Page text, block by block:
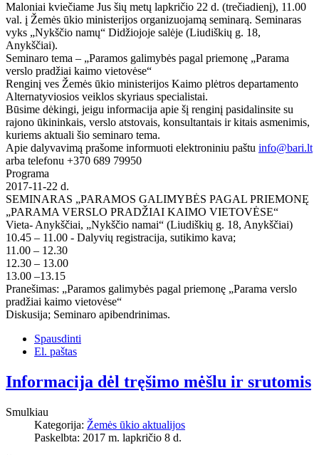
Maloniai kviečiame Jus šių metų lapkričio 22 d. (trečiadienį), 11.00
val. į Žemės ūkio ministerijos organizuojamą seminarą. Seminaras
vyks „Nykščio namų“ Didžiojoje salėje (Liudiškių g. 18,
Anykščiai).
Seminaro tema – „Paramos galimybės pagal priemonę „Parama
verslo pradžiai kaimo vietovėse“
Renginį ves Žemės ūkio ministerijos Kaimo plėtros departamento
Alternatyviosios veiklos skyriaus specialistai.
Būsime dėkingi, jeigu informacija apie šį renginį pasidalinsite su
rajono ūkininkais, verslo atstovais, konsultantais ir kitais asmenimis,
kuriems aktuali šio seminaro tema.
Apie dalyvavimą prašome informuoti elektroniniu paštu info@bari.lt
arba telefonu +370 689 79950
Programa
2017-11-22 d.
SEMINARAS „PARAMOS GALIMYBĖS PAGAL PRIEMONĘ
„PARAMA VERSLO PRADŽIAI KAIMO VIETOVĖSE“
Vieta- Anykščiai, „Nykščio namai“ (Liudiškių g. 18, Anykščiai)
10.45 – 11.00 - Dalyvių registracija, sutikimo kava;
11.00 – 12.30
12.30 – 13.00
13.00 –13.15
Pranešimas: „Paramos galimybės pagal priemonę „Parama verslo
pradžiai kaimo vietovėse“
Diskusija; Seminaro apibendrinimas.
Spausdinti
El. paštas
Informacija dėl tręšimo mėšlu ir srutomis
Smulkiau
Kategorija: Žemės ūkio aktualijos
Paskelbta: 2017 m. lapkričio 8 d.